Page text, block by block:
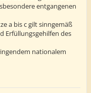
entgangenen
a bis c gilt sinngemäß
Erfüllungsgehilfen des
nationalem